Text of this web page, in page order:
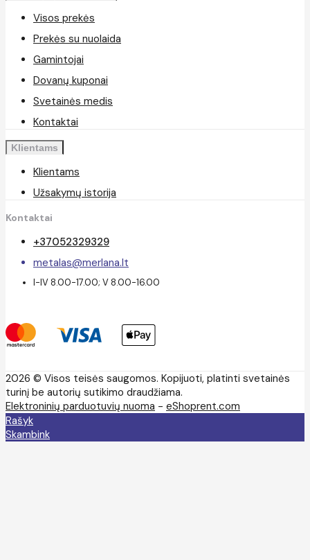
Visos prekės
Prekės su nuolaida
Gamintojai
Dovanų kuponai
Svetainės medis
Kontaktai
Klientams
Klientams
Užsakymų istorija
Kontaktai
+37052329329
metalas@merlana.lt
I-IV 8.00-17.00; V 8.00-16.00
2026 © Visos teisės saugomos. Kopijuoti, platinti svetainės
turinį be autorių sutikimo draudžiama.
Elektroninių parduotuvių nuoma - eShoprent.com
Rašyk
Skambink